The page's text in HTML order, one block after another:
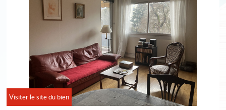
Visiter le site du bien